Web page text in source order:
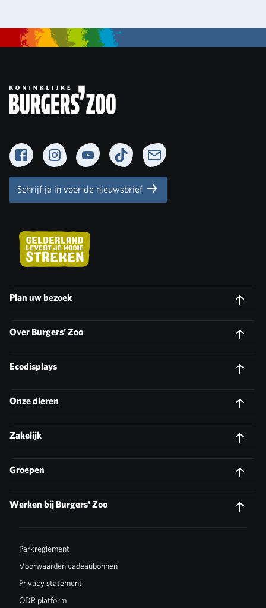
FacebookInstagramYouTubeTikTok Newsletter
Schrijf je in voor de nieuwsbrief
Plan uw bezoek
Over Burgers' Zoo
Ecodisplays
Onze dieren
Zakelijk
Groepen
Werken bij Burgers' Zoo
Parkreglement
Voorwaarden cadeaubonnen
Privacy statement
ODR platform